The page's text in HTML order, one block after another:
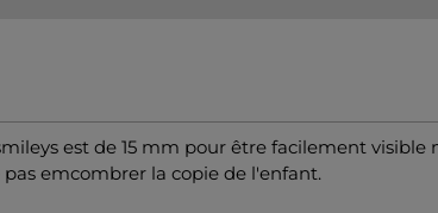
est de 15 mm pour être facilement visible
emcombrer la copie de l'enfant.